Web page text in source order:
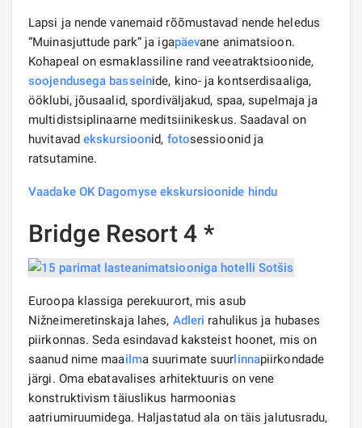
Lapsi ja nende vanemaid rõõmustavad nende heledus
“Muinasjuttude park” ja igapäevane animatsioon.
Kohapeal on esmaklassiline rand veeatraktsioonide,
soojendusega basseinide, kino- ja kontserdisaaliga,
ööklubi, jõusaalid, spordiväljakud, spaa, supelmaja ja
multidistsiplinaarne meditsiinikeskus. Saadaval on
huvitavad ekskursioonid, fotosessioonid ja
ratsutamine.
Vaadake OK Dagomyse ekskursioonide hindu
Bridge Resort 4 *
Euroopa klassiga perekuurort, mis asub
Nižneimeretinskaja lahes, Adleri rahulikus ja hubases
piirkonnas. Seda esindavad kaksteist hoonet, mis on
saanud nime maailma suurimate suurlinnapiirkondade
järgi. Oma ebatavalises arhitektuuris on vene
konstruktivism täiuslikus harmoonias
aatriumiruumidega. Haljastatud ala on täis jalutusradu,